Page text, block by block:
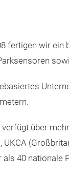
fertigen wir ein
über
40 nationale